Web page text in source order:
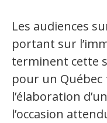
Les audiences
portant sur
terminent cette
pour un Québec
l’élaboration
l’occasion